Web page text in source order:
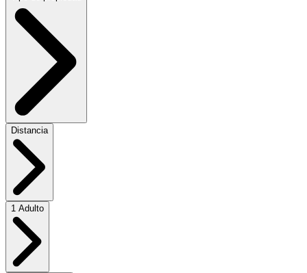
Distancia
1 Adulto